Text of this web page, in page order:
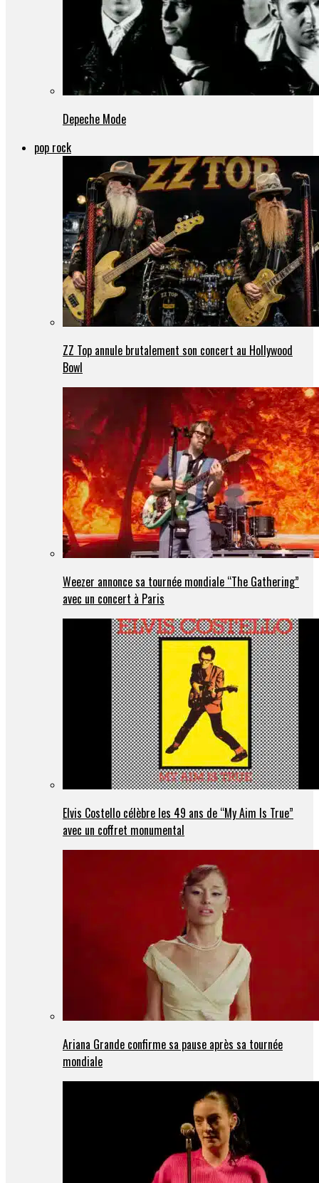
Depeche Mode
pop rock
ZZ Top annule brutalement son concert au Hollywood
Bowl
Weezer annonce sa tournée mondiale “The Gathering”
avec un concert à Paris
Elvis Costello célèbre les 49 ans de “My Aim Is True”
avec un coffret monumental
Ariana Grande confirme sa pause après sa tournée
mondiale